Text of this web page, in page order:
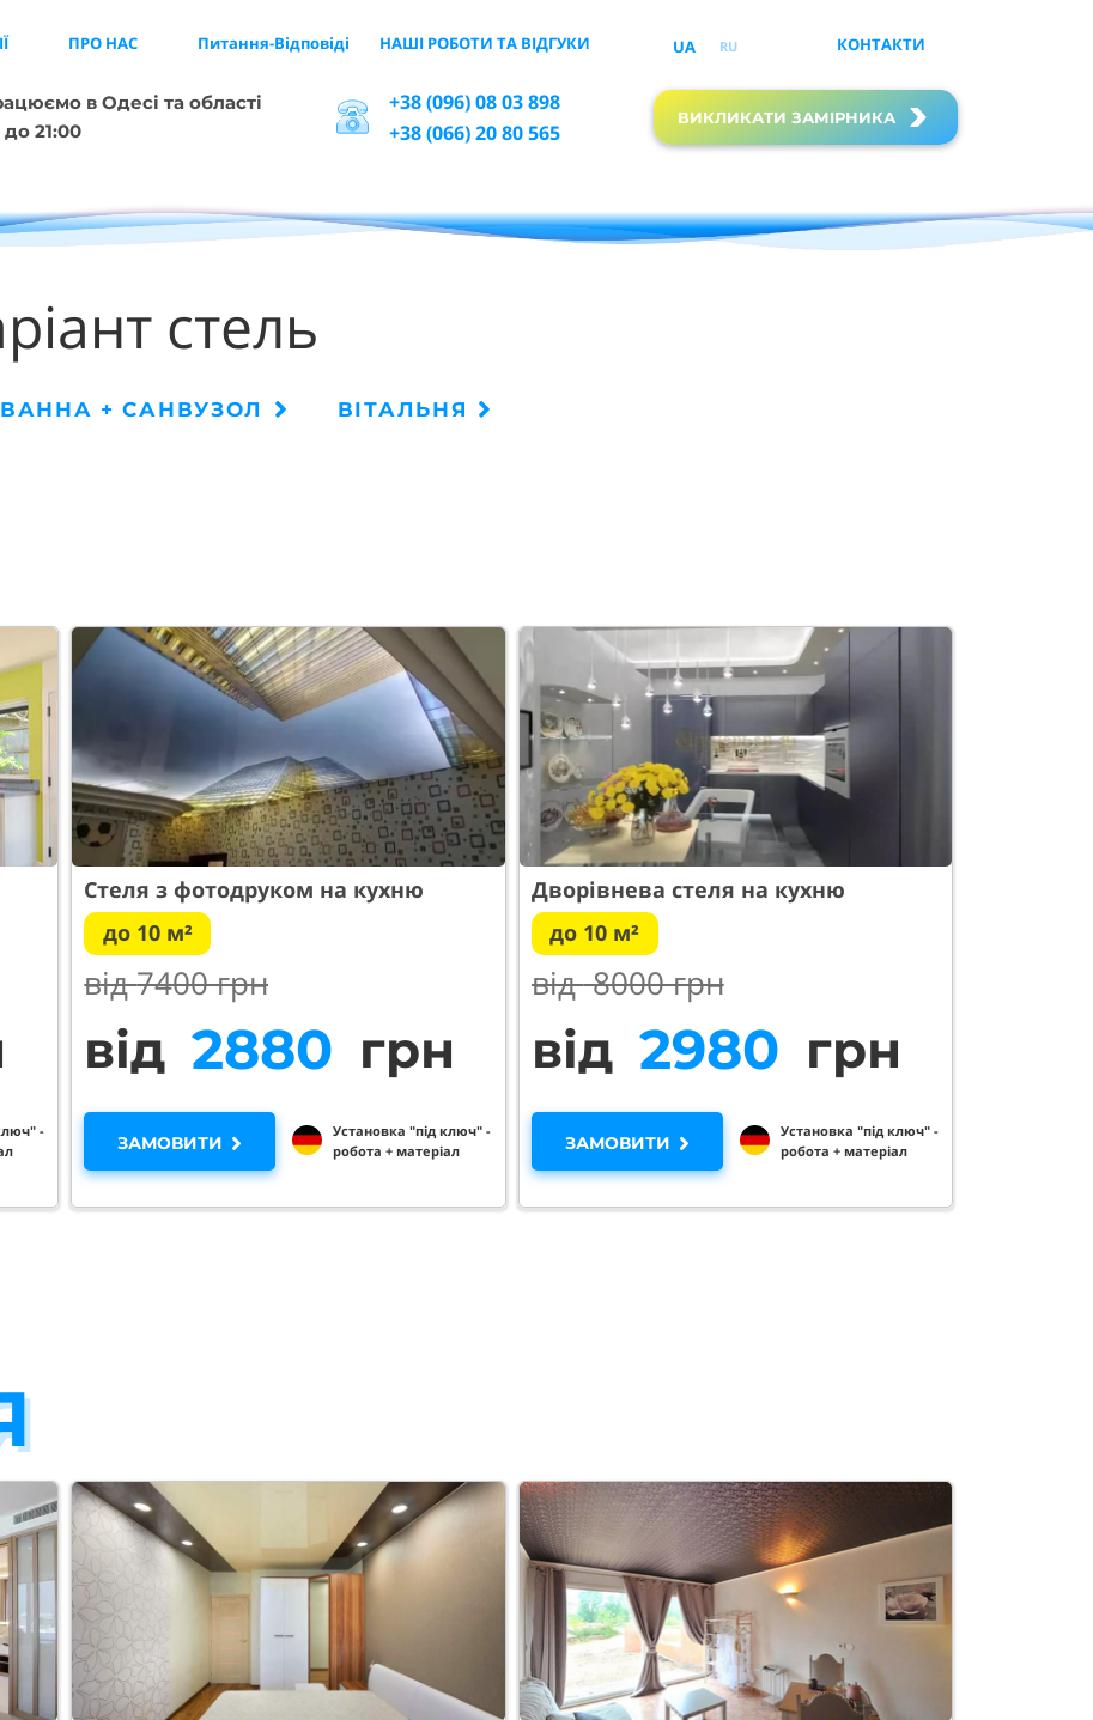
ПРО НАС Питання-Відповіді НАШІ РОБОТИ ТА ВІДГУКИ UA RU КОНТАКТИ
в Одесі та області
до 21:00
+38 (096) 08 03 898
+38 (066) 20 80 565
ВИКЛИКАТИ ЗАМІРНИКА
стель
ВАННА + САНВУЗОЛ ВІТАЛЬНЯ
-
Стеля з фотодруком на кухню
до 10 м²
від7400 грн
від 3250 грн
ЗАМОВИТИ
Установка "під ключ" -
робота + матеріал
Дворівнева стеля на кухню
до 10 м²
від8000 грн
від 3340 грн
ЗАМОВИТИ
Установка "під ключ" -
робота + матеріал